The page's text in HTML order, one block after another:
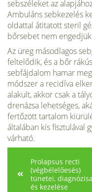
sebszéleket az
Ambuláns sebkezelés
oldattal átitatott steril
bőrsebet nem
Az üreg másodlagos
feltelődik, és a bőr
sebfájdalom ha­mar
módszer a recidíva
alakult, akkor csak a
drenázsa lehetséges,
fertőzött tartalom
általában kis fisztulával
várható.
Prolapsus recti
(végbélelőesés)
tünetei, diagnózisa
és kezelése